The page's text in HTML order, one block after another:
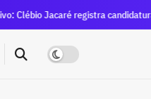
candidatura à Câmara e